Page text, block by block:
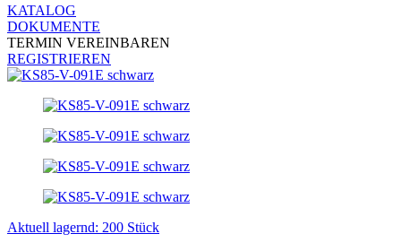
KATALOG
DOKUMENTE
TERMIN VEREINBAREN
REGISTRIEREN
Aktuell lagernd: 200 Stück